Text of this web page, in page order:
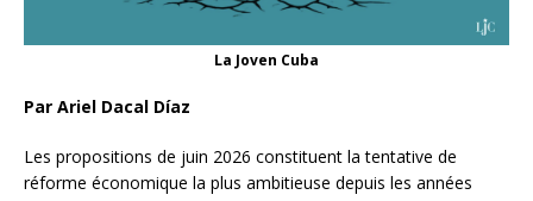
La Joven Cuba
Par Ariel Dacal Díaz
Les propositions de juin 2026 constituent la tentative de
réforme économique la plus ambitieuse depuis les années